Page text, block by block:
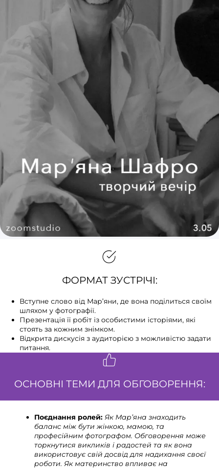
ФОРМАТ ЗУСТРІЧІ:
Вступне слово від Мар’яни, де вона поділиться своїм
шляхом у фотографії.
Презентація її робіт із особистими історіями, які
стоять за кожним знімком.
Відкрита дискусія з аудиторією з можливістю задати
питання.
ОСНОВНІ ТЕМИ ДЛЯ ОБГОВОРЕННЯ:
Поєднання ролей: Як Мар’яна знаходить
баланс між бути жінкою, мамою, та
професійним фотографом. Обговорення може
торкнутися викликів і радостей та як вона
використовує свій досвід для надихання своєї
роботи. Як материнство впливає на